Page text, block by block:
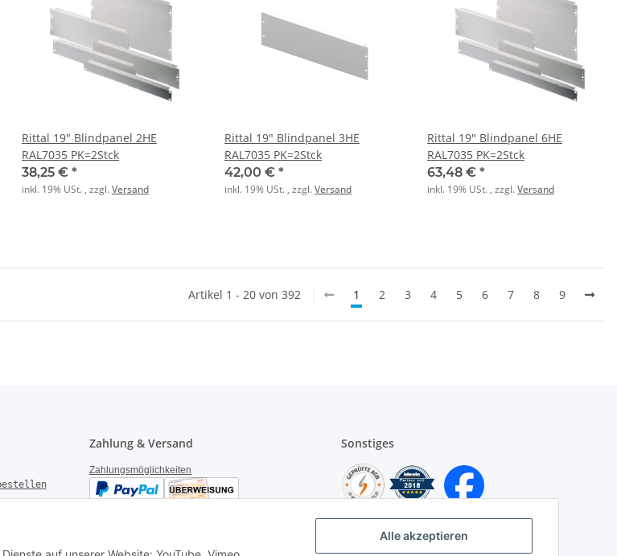
Alle akzeptieren
Rittal 19" Blindpanel 2HE
RAL7035 PK=2Stck
38,25 € *
inkl. 19% USt. , zzgl.Versand
Rittal 19" Blindpanel 3HE
RAL7035 PK=2Stck
42,00 € *
inkl. 19% USt. , zzgl.Versand
Rittal 19" Blindpanel 6HE
RAL7035 PK=2Stck
63,48 € *
inkl. 19% USt. , zzgl.Versand
Artikel 1 - 20 von 392 1 2 3 4 5 6 7 8 9
Zahlung & Versand
Zahlungsmöglichkeiten
Sonstiges